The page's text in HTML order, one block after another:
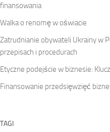
finansowania
Walka o renomę w oświacie
Zatrudnianie obywateli Ukrainy w
przepisach i procedurach
Etyczne podejście w biznesie:
Finansowanie przedsięwzięć
TAGI